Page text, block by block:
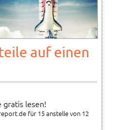
auf einen
lesen!
für 15 anstelle von 12